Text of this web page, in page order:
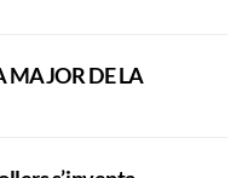
MAJOR DE LA